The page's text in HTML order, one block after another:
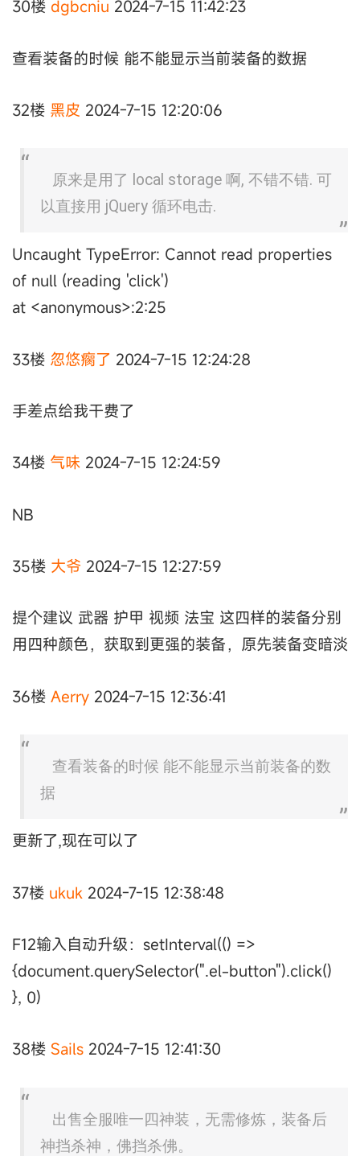
30楼 dgbcniu 2024-7-15 11:42:23
查看装备的时候 能不能显示当前装备的数据
32楼 黑皮 2024-7-15 12:20:06
原来是用了 local storage 啊, 不错不错. 可
以直接用 jQuery 循环电击.
Uncaught TypeError: Cannot read properties
of null (reading 'click')
at <anonymous>:2:25
33楼 忽悠瘸了 2024-7-15 12:24:28
手差点给我干费了
34楼 气味 2024-7-15 12:24:59
NB
35楼 大爷 2024-7-15 12:27:59
提个建议 武器 护甲 视频 法宝 这四样的装备分别
用四种颜色，获取到更强的装备，原先装备变暗淡
36楼 Aerry 2024-7-15 12:36:41
查看装备的时候 能不能显示当前装备的数
据
更新了,现在可以了
37楼 ukuk 2024-7-15 12:38:48
F12输入自动升级：setInterval(() =>
{document.querySelector(".el-button").click()
}, 0)
38楼 Sails 2024-7-15 12:41:30
出售全服唯一四神装，无需修炼，装备后
神挡杀神，佛挡杀佛。